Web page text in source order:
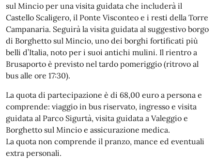
sul Mincio per una visita guidata che includerà il
Castello Scaligero, il Ponte Visconteo e i resti della Torre
Campanaria. Seguirà la visita guidata al suggestivo borgo
di Borghetto sul Mincio, uno dei borghi fortificati più
belli d’Italia, noto per i suoi antichi mulini. Il rientro a
Brusaporto è previsto nel tardo pomeriggio (ritrovo al
bus alle ore 17:30).
La quota di partecipazione è di 68,00 euro a persona e
comprende: viaggio in bus riservato, ingresso e visita
guidata al Parco Sigurtà, visita guidata a Valeggio e
Borghetto sul Mincio e assicurazione medica.
La quota non comprende il pranzo, mance ed eventuali
extra personali.